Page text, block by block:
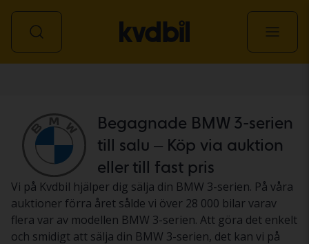
Begagnade BMW 3-serien
till salu – Köp via auktion
eller till fast pris
Vi på Kvdbil hjälper dig sälja din BMW 3-serien. På våra
auktioner förra året sålde vi över 28 000 bilar varav
flera var av modellen BMW 3-serien. Att göra det enkelt
och smidigt att sälja din BMW 3-serien, det kan vi på